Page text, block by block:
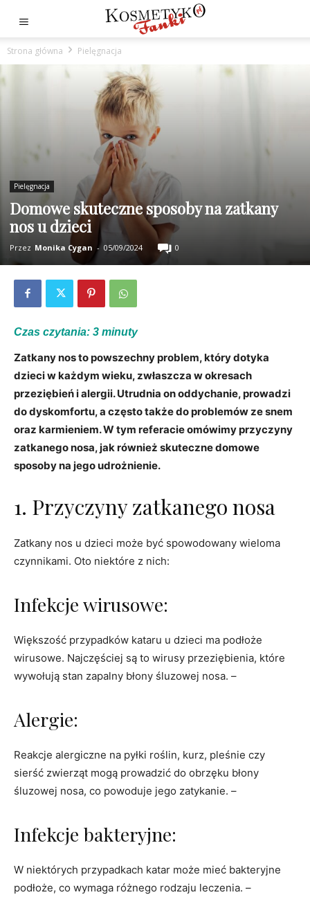
Strona główna Pielęgnacja
Pielęgnacja
Domowe skuteczne sposoby na zatkany
nos u dzieci
Przez Monika Cygan - 05/09/2024 0
Czas czytania: 3 minuty
Zatkany nos to powszechny problem, który dotyka
dzieci w każdym wieku, zwłaszcza w okresach
przeziębień i alergii. Utrudnia on oddychanie, prowadzi
do dyskomfortu, a często także do problemów ze snem
oraz karmieniem. W tym referacie omówimy przyczyny
zatkanego nosa, jak również skuteczne domowe
sposoby na jego udrożnienie.
1. Przyczyny zatkanego nosa
Zatkany nos u dzieci może być spowodowany wieloma
czynnikami. Oto niektóre z nich:
Infekcje wirusowe:
Większość przypadków kataru u dzieci ma podłoże
wirusowe. Najczęściej są to wirusy przeziębienia, które
wywołują stan zapalny błony śluzowej nosa. –
Alergie:
Reakcje alergiczne na pyłki roślin, kurz, pleśnie czy
sierść zwierząt mogą prowadzić do obrzęku błony
śluzowej nosa, co powoduje jego zatykanie. –
Infekcje bakteryjne:
W niektórych przypadkach katar może mieć bakteryjne
podłoże, co wymaga różnego rodzaju leczenia. –